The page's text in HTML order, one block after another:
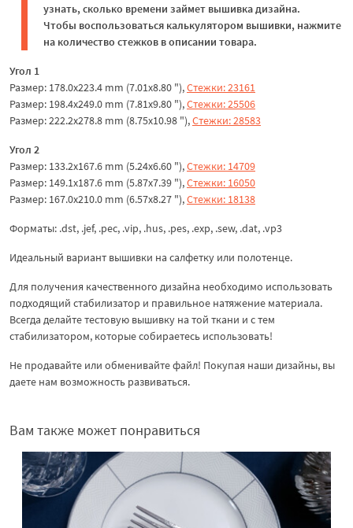
узнать, сколько времени займет вышивка дизайна.
Чтобы воспользоваться калькулятором вышивки, нажмите
на количество стежков в описании товара.
Угол 1
Размер: 178.0x223.4 mm (7.01x8.80 "),Стежки: 23161
Размер: 198.4x249.0 mm (7.81x9.80 "),Стежки: 25506
Размер: 222.2x278.8 mm (8.75x10.98 "),Стежки: 28583
Угол 2
Размер: 133.2x167.6 mm (5.24x6.60 "),Стежки: 14709
Размер: 149.1x187.6 mm (5.87x7.39 "),Стежки: 16050
Размер: 167.0x210.0 mm (6.57x8.27 "),Стежки: 18138
Форматы: .dst, .jef, .pec, .vip, .hus, .pes, .exp, .sew, .dat, .vp3
Идеальный вариант вышивки на салфетку или полотенце.
Для получения качественного дизайна необходимо использовать
подходящий стабилизатор и правильное натяжение материала.
Всегда делайте тестовую вышивку на той ткани и с тем
стабилизатором, которые собираетесь использовать!
Не продавайте или обменивайте файл! Покупая наши дизайны, вы
даете нам возможность развиваться.
Вам также может понравиться